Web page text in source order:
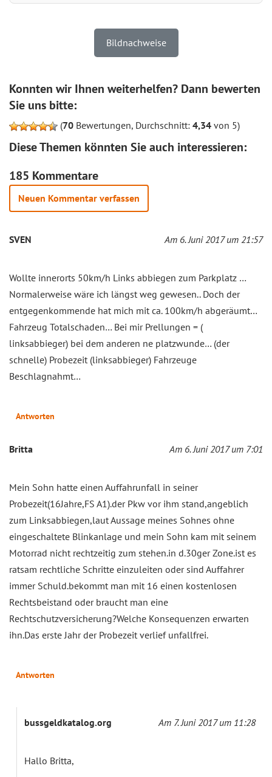
Bildnachweise
Konnten wir Ihnen weiterhelfen? Dann bewerten
Sie uns bitte:
(70 Bewertungen, Durchschnitt: 4,34 von 5)
Diese Themen könnten Sie auch interessieren:
185 Kommentare
Neuen Kommentar verfassen
SVEN Am 6. Juni 2017 um 21:57
Wollte innerorts 50km/h Links abbiegen zum Parkplatz …
Normalerweise wäre ich längst weg gewesen.. Doch der
entgegenkommende hat mich mit ca. 100km/h abgeräumt…
Fahrzeug Totalschaden… Bei mir Prellungen = (
linksabbieger) bei dem anderen ne platzwunde… (der
schnelle) Probezeit (linksabbieger) Fahrzeuge
Beschlagnahmt…
Antworten
Britta Am 6. Juni 2017 um 7:01
Mein Sohn hatte einen Auffahrunfall in seiner
Probezeit(16Jahre,FS A1).der Pkw vor ihm stand,angeblich
zum Linksabbiegen,laut Aussage meines Sohnes ohne
eingeschaltete Blinkanlage und mein Sohn kam mit seinem
Motorrad nicht rechtzeitig zum stehen.in d.30ger Zone.ist es
ratsam rechtliche Schritte einzuleiten oder sind Auffahrer
immer Schuld.bekommt man mit 16 einen kostenlosen
Rechtsbeistand oder braucht man eine
Rechtschutzversicherung?Welche Konsequenzen erwarten
ihn.Das erste Jahr der Probezeit verlief unfallfrei.
Antworten
bussgeldkatalog.org Am 7. Juni 2017 um 11:28
Hallo Britta,